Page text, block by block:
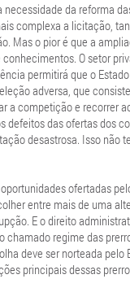
da reforma
complexa a licitação,
Mas o pior é que a
O setor
permitirá que o
adversa, que
a competição e recorrer
defeitos das ofertas dos
desastrosa. Isso não
ofertadas
entre mais de uma
E o direito
chamado regime das
deve ser norteada
principais dessas